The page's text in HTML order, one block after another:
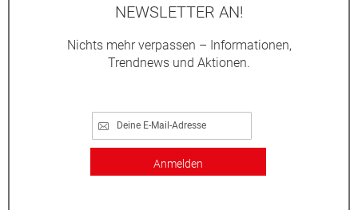
NEWSLETTER AN!
Nichts mehr verpassen – Informationen,
Trendnews und Aktionen.
Anmelden